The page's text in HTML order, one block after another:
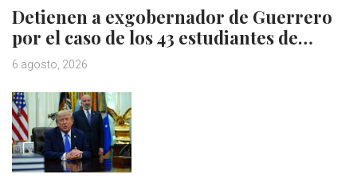
Detienen a exgobernador de Guerrero
por el caso de los 43 estudiantes de…
6 agosto, 2026